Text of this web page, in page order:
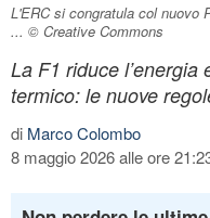
L'ERC si congratula col nuovo
... © Creative Commons
La F1 riduce
termico: le nuove
di Marco Colombo
8 maggio 2026 alle ore